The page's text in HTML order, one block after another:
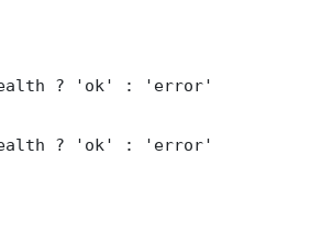
? 'ok' : 'error'
? 'ok' : 'error'